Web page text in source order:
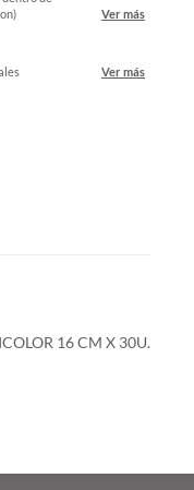
Ver más
Ver más
16 CM X 30U.